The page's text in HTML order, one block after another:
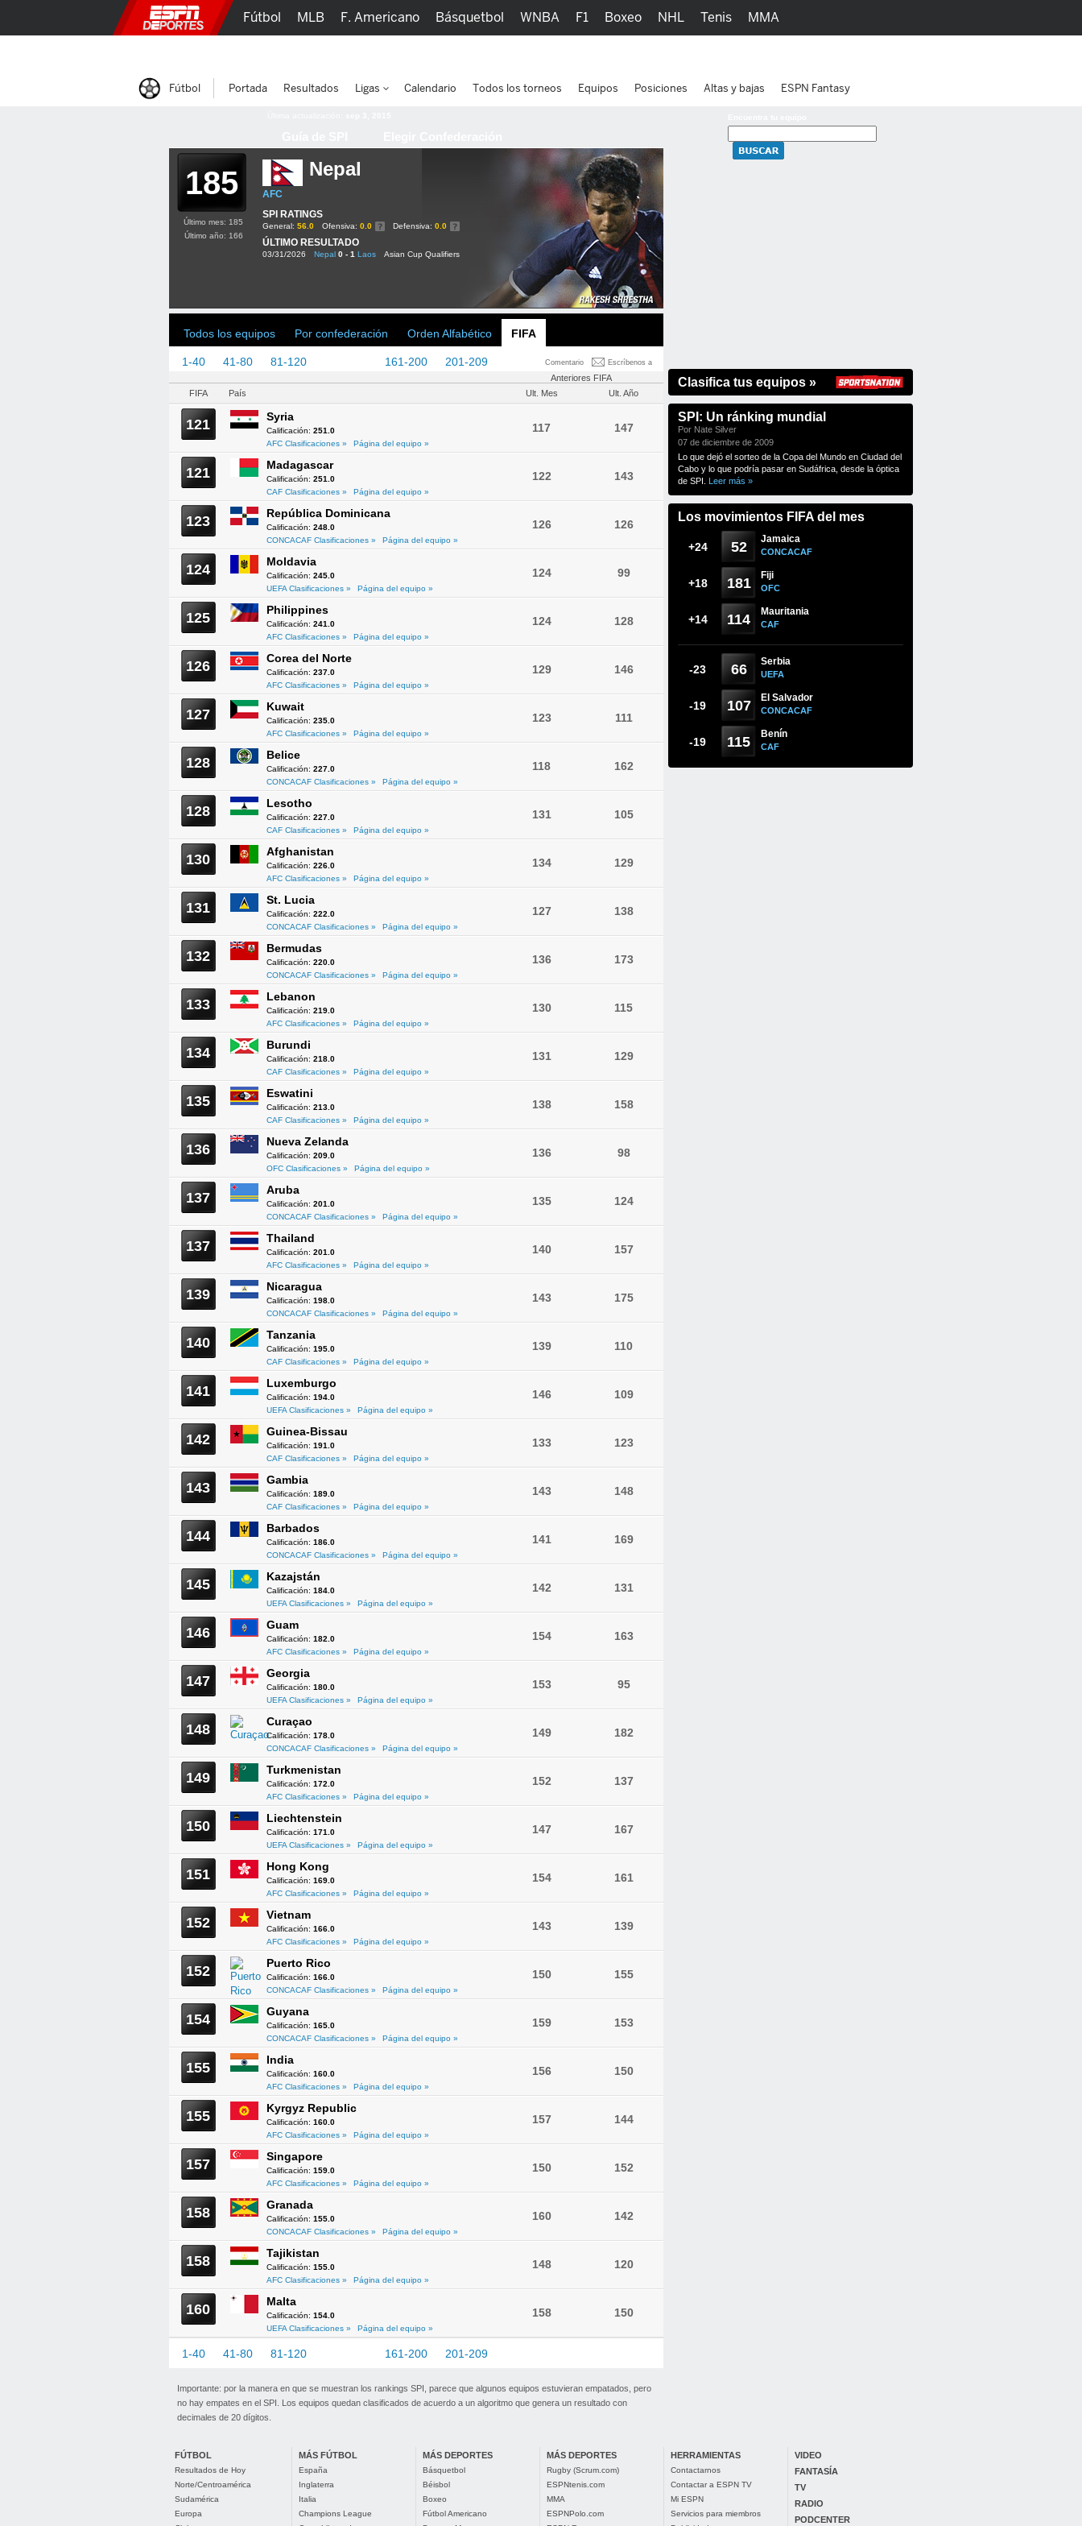
185 Nepal
AFC
SPI RATINGS
General: 56.0 Ofensiva: 0.0 Defensiva: 0.0
ÚLTIMO RESULTADO
03/31/2026 Nepal 0 - 1 Laos Asian Cup Qualifiers
Último mes: 185
Último año: 166
Todos los equipos Por confederación Orden Alfabético FIFA
Comentario Escríbenos a
1-40 41-80 81-120 161-200 201-209
Anteriores FIFA
FIFA
País Ult. Mes Ult. Año
121 Syria
Calificación: 251.0
AFC Clasificaciones »
Página del equipo »
117 147
121 Madagascar
Calificación: 251.0
CAF Clasificaciones »
Página del equipo »
122 143
123 República Dominicana
Calificación: 248.0
CONCACAF Clasificaciones »
Página del equipo »
126 126
124 Moldavia
Calificación: 245.0
UEFA Clasificaciones »
Página del equipo »
124 99
125 Philippines
Calificación: 241.0
AFC Clasificaciones »
Página del equipo »
124 128
126 Corea del Norte
Calificación: 237.0
AFC Clasificaciones »
Página del equipo »
129 146
127 Kuwait
Calificación: 235.0
AFC Clasificaciones »
Página del equipo »
123 111
128 Belice
Calificación: 227.0
CONCACAF Clasificaciones »
Página del equipo »
118 162
128 Lesotho
Calificación: 227.0
CAF Clasificaciones »
Página del equipo »
131 105
130 Afghanistan
Calificación: 226.0
AFC Clasificaciones »
Página del equipo »
134 129
131 St. Lucia
Calificación: 222.0
CONCACAF Clasificaciones »
Página del equipo »
127 138
132 Bermudas
Calificación: 220.0
CONCACAF Clasificaciones »
Página del equipo »
136 173
133 Lebanon
Calificación: 219.0
AFC Clasificaciones »
Página del equipo »
130 115
134 Burundi
Calificación: 218.0
CAF Clasificaciones »
Página del equipo »
131 129
135 Eswatini
Calificación: 213.0
CAF Clasificaciones »
Página del equipo »
138 158
136 Nueva Zelanda
Calificación: 209.0
OFC Clasificaciones »
Página del equipo »
136 98
137 Aruba
Calificación: 201.0
CONCACAF Clasificaciones »
Página del equipo »
135 124
137 Thailand
Calificación: 201.0
AFC Clasificaciones »
Página del equipo »
140 157
139 Nicaragua
Calificación: 198.0
CONCACAF Clasificaciones »
Página del equipo »
143 175
140 Tanzania
Calificación: 195.0
CAF Clasificaciones »
Página del equipo »
139 110
141 Luxemburgo
Calificación: 194.0
UEFA Clasificaciones »
Página del equipo »
146 109
142 Guinea-Bissau
Calificación: 191.0
CAF Clasificaciones »
Página del equipo »
133 123
143 Gambia
Calificación: 189.0
CAF Clasificaciones »
Página del equipo »
143 148
144 Barbados
Calificación: 186.0
CONCACAF Clasificaciones »
Página del equipo »
141 169
145 Kazajstán
Calificación: 184.0
UEFA Clasificaciones »
Página del equipo »
142 131
146 Guam
Calificación: 182.0
AFC Clasificaciones »
Página del equipo »
154 163
147 Georgia
Calificación: 180.0
UEFA Clasificaciones »
Página del equipo »
153 95
148 Curaçao
Calificación: 178.0
CONCACAF Clasificaciones »
Página del equipo »
149 182
149 Turkmenistan
Calificación: 172.0
AFC Clasificaciones »
Página del equipo »
152 137
150 Liechtenstein
Calificación: 171.0
UEFA Clasificaciones »
Página del equipo »
147 167
151 Hong Kong
Calificación: 169.0
AFC Clasificaciones »
Página del equipo »
154 161
152 Vietnam
Calificación: 166.0
AFC Clasificaciones »
Página del equipo »
143 139
152 Puerto Rico
Calificación: 166.0
CONCACAF Clasificaciones »
Página del equipo »
150 155
154 Guyana
Calificación: 165.0
CONCACAF Clasificaciones »
Página del equipo »
159 153
155 India
Calificación: 160.0
AFC Clasificaciones »
Página del equipo »
156 150
155 Kyrgyz Republic
Calificación: 160.0
AFC Clasificaciones »
Página del equipo »
157 144
157 Singapore
Calificación: 159.0
AFC Clasificaciones »
Página del equipo »
150 152
158 Granada
Calificación: 155.0
CONCACAF Clasificaciones »
Página del equipo »
160 142
158 Tajikistan
Calificación: 155.0
AFC Clasificaciones »
Página del equipo »
148 120
160 Malta
Calificación: 154.0
UEFA Clasificaciones »
Página del equipo »
158 150
1-40 41-80 81-120 161-200 201-209
Importante: por la manera en que se muestran los rankings SPI, parece que algunos equipos estuvieran empatados, pero
no hay empates en el SPI. Los equipos quedan clasificados de acuerdo a un algoritmo que genera un resultado con
decimales de 20 dígitos.
Clasifica tus equipos »
SPI: Un ránking mundial
Por Nate Silver
07 de diciembre de 2009
Lo que dejó el sorteo de la Copa del Mundo en Ciudad del
Cabo y lo que podría pasar en Sudáfrica, desde la óptica
de SPI. Leer más »
Los movimientos FIFA del mes
+24 52 Jamaica
CONCACAF
+18 181 Fiji
OFC
+14 114 Mauritania
CAF
-23 66 Serbia
UEFA
-19 107 El Salvador
CONCACAF
-19 115 Benín
CAF
FÚTBOL
Resultados de Hoy
Norte/Centroamérica
Sudamérica
Europa
MÁS FÚTBOL
España
Inglaterra
Italia
Champions League
MÁS DEPORTES
Básquetbol
Béisbol
Boxeo
Fútbol Americano
MÁS DEPORTES
Rugby (Scrum.com)
ESPNtenis.com
MMA
ESPNPolo.com
HERRAMIENTAS
Contactarnos
Contactar a ESPN TV
Mi ESPN
Servicios para miembros
VIDEO
FANTASÍA
TV
RADIO
PODCENTER
Fútbol MLB F. Americano Básquetbol WNBA F1 Boxeo NHL Tenis MMA
Fútbol Portada Resultados Ligas Calendario Todos los torneos Equipos Posiciones Altas y bajas ESPN Fantasy